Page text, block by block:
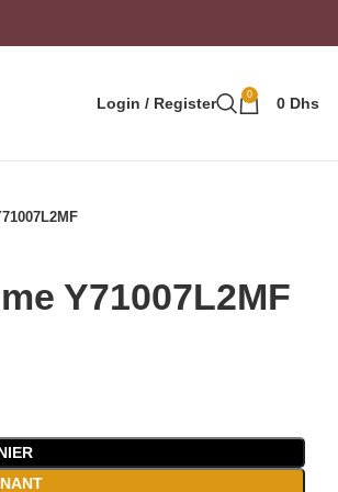
Login / Register 0 0 Dhs
Y71007L2MF